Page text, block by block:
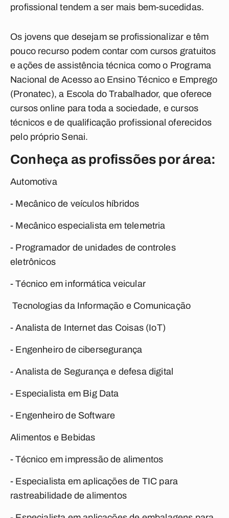
profissional tendem a ser mais bem-sucedidas.
Os jovens que desejam se profissionalizar e têm
pouco recurso podem contar com cursos gratuitos
e ações de assistência técnica como o Programa
Nacional de Acesso ao Ensino Técnico e Emprego
(Pronatec), a Escola do Trabalhador, que oferece
cursos online para toda a sociedade, e cursos
técnicos e de qualificação profissional oferecidos
pelo próprio Senai.
Conheça as profissões por área:
Automotiva
- Mecânico de veículos híbridos
- Mecânico especialista em telemetria
- Programador de unidades de controles
eletrônicos
- Técnico em informática veicular
Tecnologias da Informação e Comunicação
- Analista de Internet das Coisas (IoT)
- Engenheiro de cibersegurança
- Analista de Segurança e defesa digital
- Especialista em Big Data
- Engenheiro de Software
Alimentos e Bebidas
- Técnico em impressão de alimentos
- Especialista em aplicações de TIC para
rastreabilidade de alimentos